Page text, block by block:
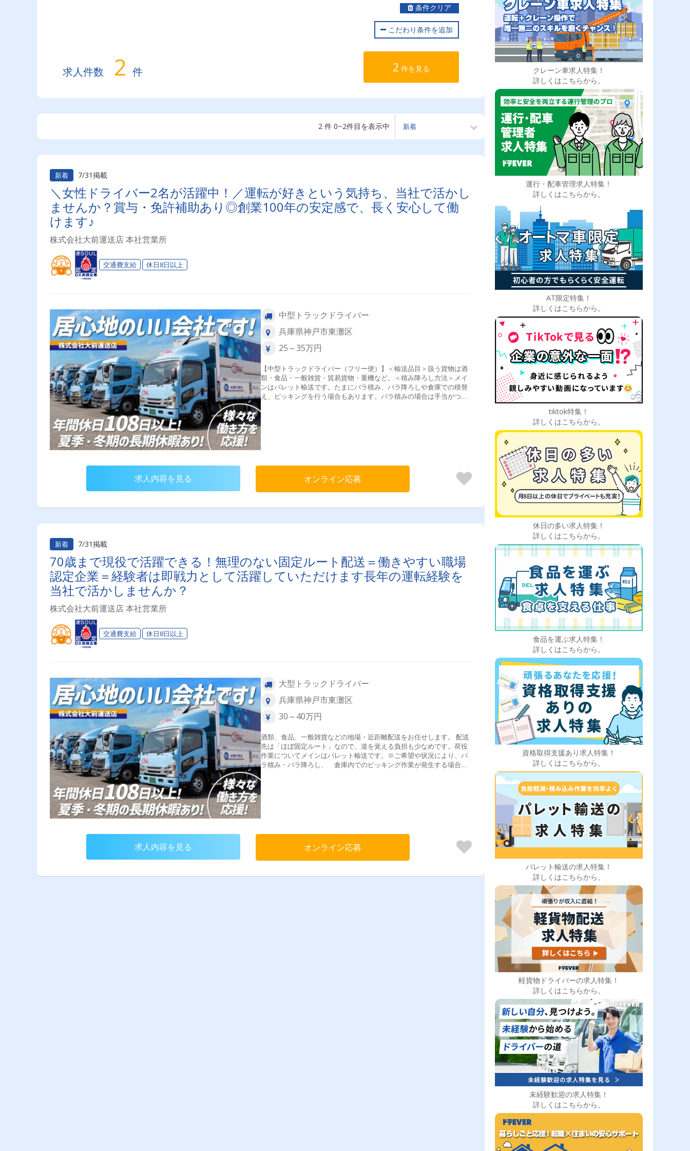
条件クリア
こだわり条件を追加
求人件数 2 件 2 件を見る
2 件 0~2件目を表示中
新着 7/31掲載
＼女性ドライバー2名が活躍中！／運転が好きという気持ち、当社で活かし
ませんか？賞与・免許補助あり◎創業100年の安定感で、長く安心して働
けます♪
株式会社大前運送店 本社営業所
交通費支給 休日8日以上
中型トラックドライバー
兵庫県神戸市東灘区
25～35万円
【中型トラックドライバー（フリー便）】＜輸送品目＞扱う貨物は酒
類・食品・一般雑貨・貿易貨物・重機など。＜積み降ろし方法＞メイ
ンはパレット輸送です。たまにバラ積み、バラ降ろしや倉庫での積替
え、ピッキングを行う場合もあります。バラ積みの場合は手当がつき
ます！＜配送エリア＞近・中距離や地場の運行が多いです。長距離運
行（九州方面、関東方面）へのお仕事もあります！長距離運行は手当
がつきますよ♪固定顧客への配送も有りますが、基本的にはフリー車両
求人内容を見る オンライン応募
新着 7/31掲載
70歳まで現役で活躍できる！無理のない固定ルート配送＝働きやすい職場
認定企業＝経験者は即戦力として活躍していただけます長年の運転経験を
当社で活かしませんか？
株式会社大前運送店 本社営業所
交通費支給 休日8日以上
大型トラックドライバー
兵庫県神戸市東灘区
30～40万円
酒類、食品、一般雑貨などの地場・近距離配送をお任せします。 配送
先は「ほぼ固定ルート」なので、道を覚える負担も少なめです。荷役
作業についてメインはパレット輸送です。※ご希望や状況により、バ
ラ積み・バラ降ろし、 倉庫内でのピッキング作業が発生する場合も
有りますが、基本的にはフリー車両のお仕事となります。
求人内容を見る オンライン応募
クレーン車求人特集！
詳しくはこちらから。
運行・配車管理求人特集！
詳しくはこちらから。
AT限定特集！
詳しくはこちらから。
tiktok特集！
詳しくはこちらから。
休日の多い求人特集！
詳しくはこちらから。
食品を運ぶ求人特集！
詳しくはこちらから。
資格取得支援あり求人特集！
詳しくはこちらから。
パレット輸送の求人特集！
詳しくはこちらから。
軽貨物ドライバーの求人特集！
詳しくはこちらから。
未経験歓迎の求人特集！
詳しくはこちらから。